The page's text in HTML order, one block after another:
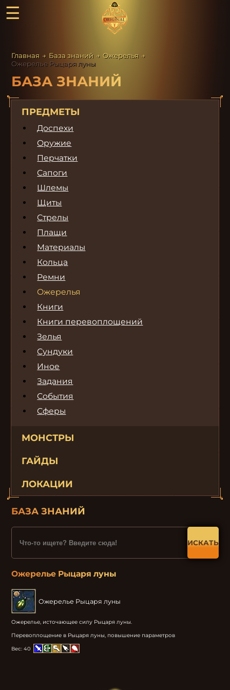
☰
Главная → База знаний → Ожерелья →
Ожерелье Рыцаря луны
БАЗА ЗНАНИЙ
ПРЕДМЕТЫ
Доспехи
Оружие
Перчатки
Сапоги
Шлемы
Щиты
Стрелы
Плащи
Материалы
Кольца
Ремни
Ожерелья
Книги
Книги перевоплощений
Зелья
Сундуки
Иное
Задания
События
Сферы
МОНСТРЫ
ГАЙДЫ
ЛОКАЦИИ
БАЗА ЗНАНИЙ
ИСКАТЬ
Ожерелье Рыцаря луны
Ожерелье Рыцаря луны
Ожерелье, источающее силу Рыцаря луны.
Перевоплощение в Рыцаря луны, повышение параметров
Вес:40